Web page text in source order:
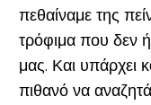
πεθαίναμε της
τρόφιμα που δεν
μας. Και υπάρχει
πιθανό να